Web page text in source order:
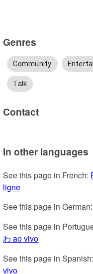
Genres
Community
Talk
Contact
In other languages
See this page in French:
ligne
See this page in German:
See this page in
わ ao vivo
See this page in Spanish:
vivo